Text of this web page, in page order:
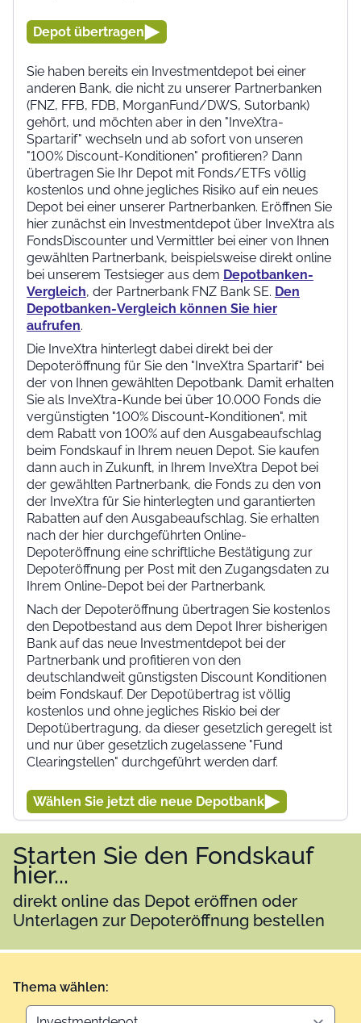
Depot übertragen
Sie haben bereits ein Investmentdepot bei einer
anderen Bank, die nicht zu unserer Partnerbanken
(FNZ, FFB, FDB, MorganFund/DWS, Sutorbank)
gehört, und möchten aber in den "InveXtra-
Spartarif" wechseln und ab sofort von unseren
"100% Discount-Konditionen" profitieren? Dann
übertragen Sie Ihr Depot mit Fonds/ETFs völlig
kostenlos und ohne jegliches Risiko auf ein neues
Depot bei einer unserer Partnerbanken. Eröffnen Sie
hier zunächst ein Investmentdepot über InveXtra als
FondsDiscounter und Vermittler bei einer von Ihnen
gewählten Partnerbank, beispielsweise direkt online
bei unserem Testsieger aus dem Depotbanken-
Vergleich, der Partnerbank FNZ Bank SE. Den
Depotbanken-Vergleich können Sie hier
aufrufen.
Die InveXtra hinterlegt dabei direkt bei der
Depoteröffnung für Sie den "InveXtra Spartarif" bei
der von Ihnen gewählten Depotbank. Damit erhalten
Sie als InveXtra-Kunde bei über 10.000 Fonds die
vergünstigten "100% Discount-Konditionen", mit
dem Rabatt von 100% auf den Ausgabeaufschlag
beim Fondskauf in Ihrem neuen Depot. Sie kaufen
dann auch in Zukunft, in Ihrem InveXtra Depot bei
der gewählten Partnerbank, die Fonds zu den von
der InveXtra für Sie hinterlegten und garantierten
Rabatten auf den Ausgabeaufschlag. Sie erhalten
nach der hier durchgeführten Online-
Depoteröffnung eine schriftliche Bestätigung zur
Depoteröffnung per Post mit den Zugangsdaten zu
Ihrem Online-Depot bei der Partnerbank.
Nach der Depoteröffnung übertragen Sie kostenlos
den Depotbestand aus dem Depot Ihrer bisherigen
Bank auf das neue Investmentdepot bei der
Partnerbank und profitieren von den
deutschlandweit günstigsten Discount Konditionen
beim Fondskauf. Der Depotübertrag ist völlig
kostenlos und ohne jegliches Riskio bei der
Depotübertragung, da dieser gesetzlich geregelt ist
und nur über gesetzlich zugelassene "Fund
Clearingstellen" durchgeführt werden darf.
Wählen Sie jetzt die neue Depotbank
Starten Sie den Fondskauf
hier...
direkt online das Depot eröffnen oder
Unterlagen zur Depoteröffnung bestellen
Thema wählen: